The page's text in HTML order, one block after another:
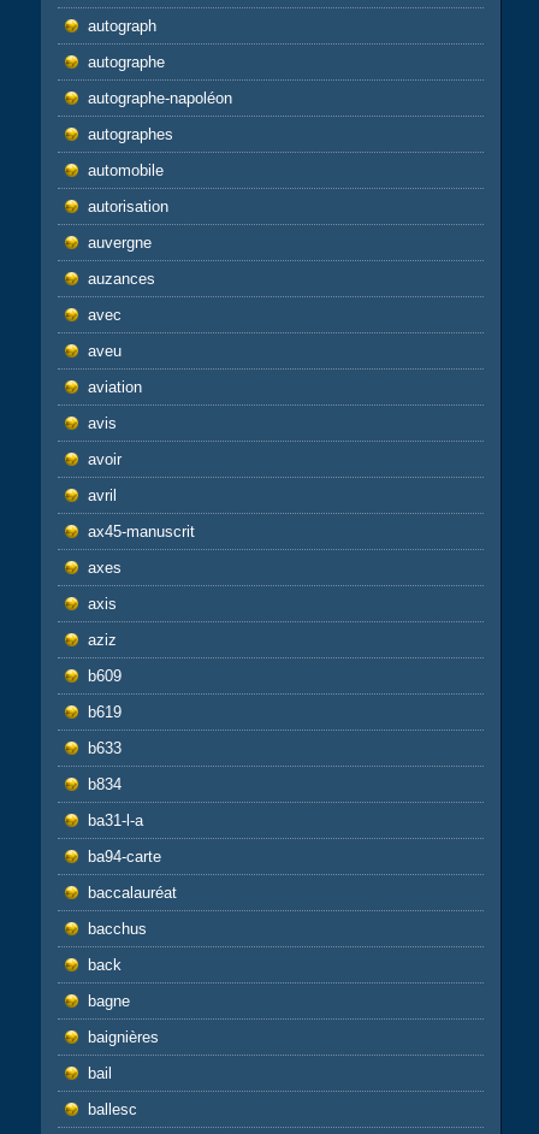
autograph
autographe
autographe-napoléon
autographes
automobile
autorisation
auvergne
auzances
avec
aveu
aviation
avis
avoir
avril
ax45-manuscrit
axes
axis
aziz
b609
b619
b633
b834
ba31-l-a
ba94-carte
baccalauréat
bacchus
back
bagne
baignières
bail
ballesc